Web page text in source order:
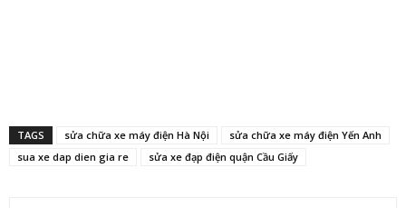
TAGS sửa chữa xe máy điện Hà Nội
sửa chữa xe máy điện Yến Anh
sua xe dap dien gia re
sửa xe đạp điện quận Cầu Giấy